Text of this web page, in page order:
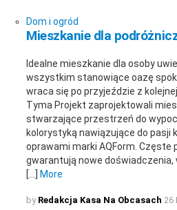
Dom i ogród
Mieszkanie dla
Idealne mieszkanie dla osoby
wszystkim stanowiące oazę
wraca się po przyjeździe z
Tyma Projekt zaprojektowali
stwarzające przestrzeń do
kolorystyką nawiązujące do pasji
oprawami marki AQForm. Częste
gwarantują nowe
[…]
More
by Redakcja Kasa Na Obcasach 26